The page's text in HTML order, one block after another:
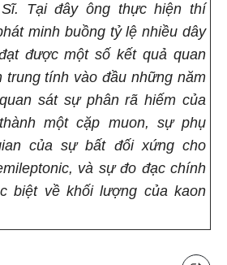
Tại đây ông thực hiện thí
minh buồng tỷ lệ nhiều dây
được một số kết quả quan
trung tính vào đầu những năm
sát sự phân rã hiếm của
một cặp muon, sự phụ
của sự bất đối xứng cho
và sự đo đạc chính
biệt về khối lượng của kaon